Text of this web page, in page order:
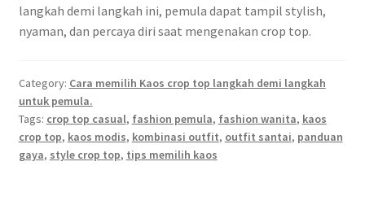
langkah demi langkah ini, pemula dapat tampil stylish,
nyaman, dan percaya diri saat mengenakan crop top.
Category: Cara memilih Kaos crop top langkah demi langkah
untuk pemula.
Tags: crop top casual, fashion pemula, fashion wanita, kaos
crop top, kaos modis, kombinasi outfit, outfit santai, panduan
gaya, style crop top, tips memilih kaos